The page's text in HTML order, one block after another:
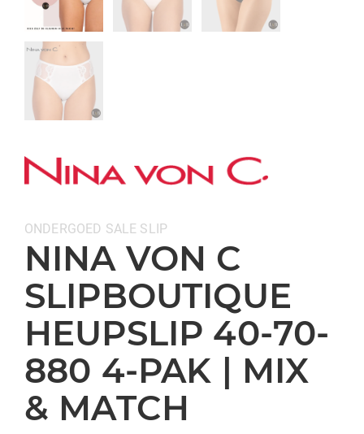
Categorieën:
ONDERGOED SALE SLIP
NINA VON C
SLIPBOUTIQUE
HEUPSLIP 40-70-
880 4-PAK | MIX
& MATCH